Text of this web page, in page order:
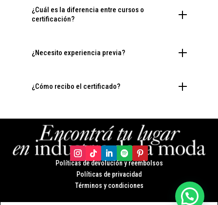
¿Cuál es la diferencia entre cursos o
certificación?
¿Necesito experiencia previa?
¿Cómo recibo el certificado?
Políticas de devolución y reembolsos
Políticas de privacidad
Términos y condiciones